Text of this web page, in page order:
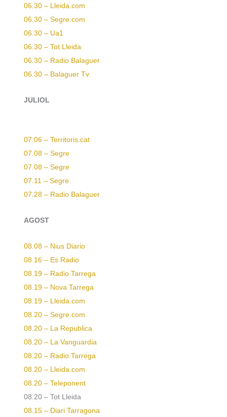
06.30 – Lleida.com
06.30 – Segre.com
06.30 – Ua1
06.30 – Tot Lleida
06.30 – Radio Balaguer
06.30 – Balaguer Tv
JULIOL
07.06 – Territoris.cat
07.08 – Segre
07.08 – Segre
07.11 – Segre
07.28 – Radio Balaguer
AGOST
08.08 – Nius Diario
08.16 – Es Radio
08.19 – Radio Tarrega
08.19 – Nova Tarrega
08.19 – Lleida.com
08.20 – Segre.com
08.20 – La Republica
08.20 – La Vanguardia
08.20 – Radio Tarrega
08.20 – Lleida.com
08.20 – Teleponent
08.20 – Tot Lleida
08.15 – Diari Tarragona